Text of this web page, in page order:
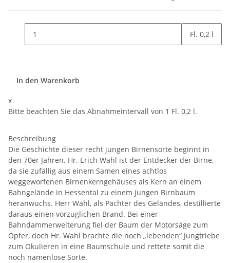
Fl. 0,2 l
In den Warenkorb
x
Bitte beachten Sie das Abnahmeintervall von 1 Fl. 0,2 l.
Beschreibung
Die Geschichte dieser recht jungen Birnensorte beginnt in
den 70er Jahren. Hr. Erich Wahl ist der Entdecker der Birne,
da sie zufällig aus einem Samen eines achtlos
weggeworfenen Birnenkerngehäuses als Kern an einem
Bahngelände in Hessental zu einem jungen Birnbaum
heranwuchs. Herr Wahl, als Pächter des Geländes, destillierte
daraus einen vorzüglichen Brand. Bei einer
Bahndammerweiterung fiel der Baum der Motorsäge zum
Opfer, doch Hr. Wahl brachte die noch „lebenden“ Jungtriebe
zum Okulieren in eine Baumschule und rettete somit die
noch namenlose Sorte.